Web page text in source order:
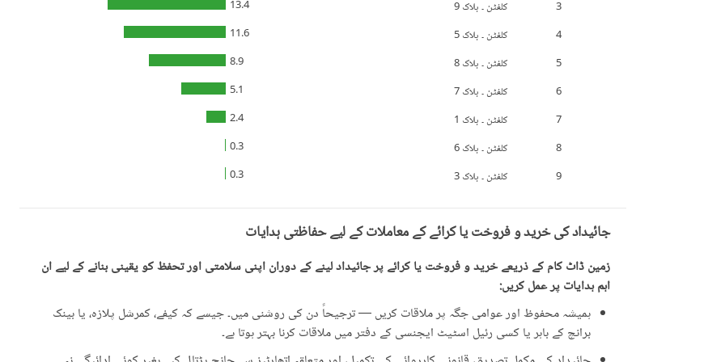
3
کلفٹن ۔ بلاک 9 13.4
4
کلفٹن ۔ بلاک 5 11.6
5
کلفٹن ۔ بلاک 8 8.9
6
کلفٹن ۔ بلاک 7 5.1
7
کلفٹن ۔ بلاک 1 2.4
8
کلفٹن ۔ بلاک 6 0.3
9
کلفٹن ۔ بلاک 3 0.3
جائیداد کی خرید و فروخت یا کرائے کے معاملات کے لیے حفاظتی ہدایات
زمین ڈاٹ کام کے ذریعے خرید و فروخت یا کرائے پر جائیداد لینے کے دوران اپنی سلامتی اور تحفظ کو یقینی بنانے کے لیے ان
اہم ہدایات پر عمل کریں:
ہمیشہ محفوظ اور عوامی جگہ پر ملاقات کریں — ترجیحاً دن کی روشنی میں۔ جیسے کہ کیفے، کمرشل پلازہ، یا بینک
برانچ کے باہر یا کسی رئیل اسٹیٹ ایجنسی کے دفتر میں ملاقات کرنا بہتر ہوتا ہے۔